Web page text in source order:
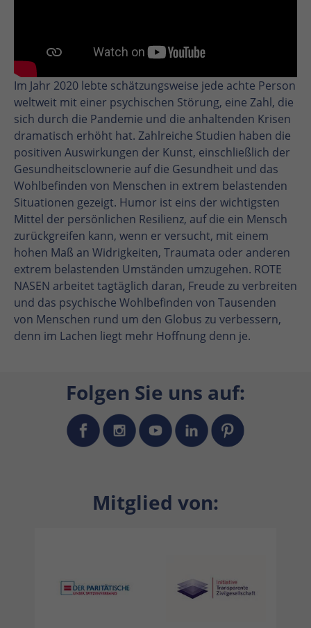
Im Jahr 2020 lebte schätzungsweise jede achte Person
weltweit mit einer psychischen Störung, eine Zahl, die
sich durch die Pandemie und die anhaltenden Krisen
dramatisch erhöht hat. Zahlreiche Studien haben die
positiven Auswirkungen der Kunst, einschließlich der
Gesundheitsclownerie auf die Gesundheit und das
Wohlbefinden von Menschen in extrem belastenden
Situationen gezeigt. Humor ist eins der wichtigsten
Mittel der persönlichen Resilienz, auf die ein Mensch
zurückgreifen kann, wenn er versucht, mit einem
hohen Maß an Widrigkeiten, Traumata oder anderen
extrem belastenden Umständen umzugehen. ROTE
NASEN arbeitet tagtäglich daran, Freude zu verbreiten
und das psychische Wohlbefinden von Tausenden
von Menschen rund um den Globus zu verbessern,
denn im Lachen liegt mehr Hoffnung denn je.
Folgen Sie uns auf:
Mitglied von: